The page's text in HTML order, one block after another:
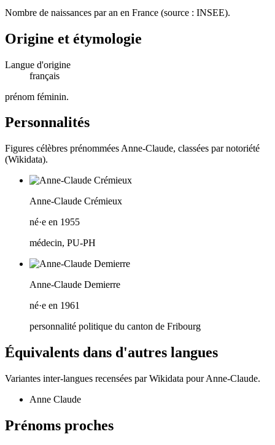
Nombre de naissances par an en France (source : INSEE).
Origine et étymologie
Langue d'origine
français
prénom féminin.
Personnalités
Figures célèbres prénommées Anne-Claude, classées par notoriété
(Wikidata).
Anne-Claude Crémieux
né·e en 1955
médecin, PU-PH
Anne-Claude Demierre
né·e en 1961
personnalité politique du canton de Fribourg
Équivalents dans d'autres langues
Variantes inter-langues recensées par Wikidata pourAnne-Claude.
Anne Claude
Prénoms proches